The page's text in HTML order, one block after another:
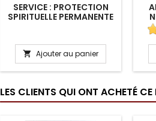
SERVICE : PROTECTION
SPIRITUELLE PERMANENTE
 Ajouter au panier
LES CLIENTS QUI ONT ACHETÉ